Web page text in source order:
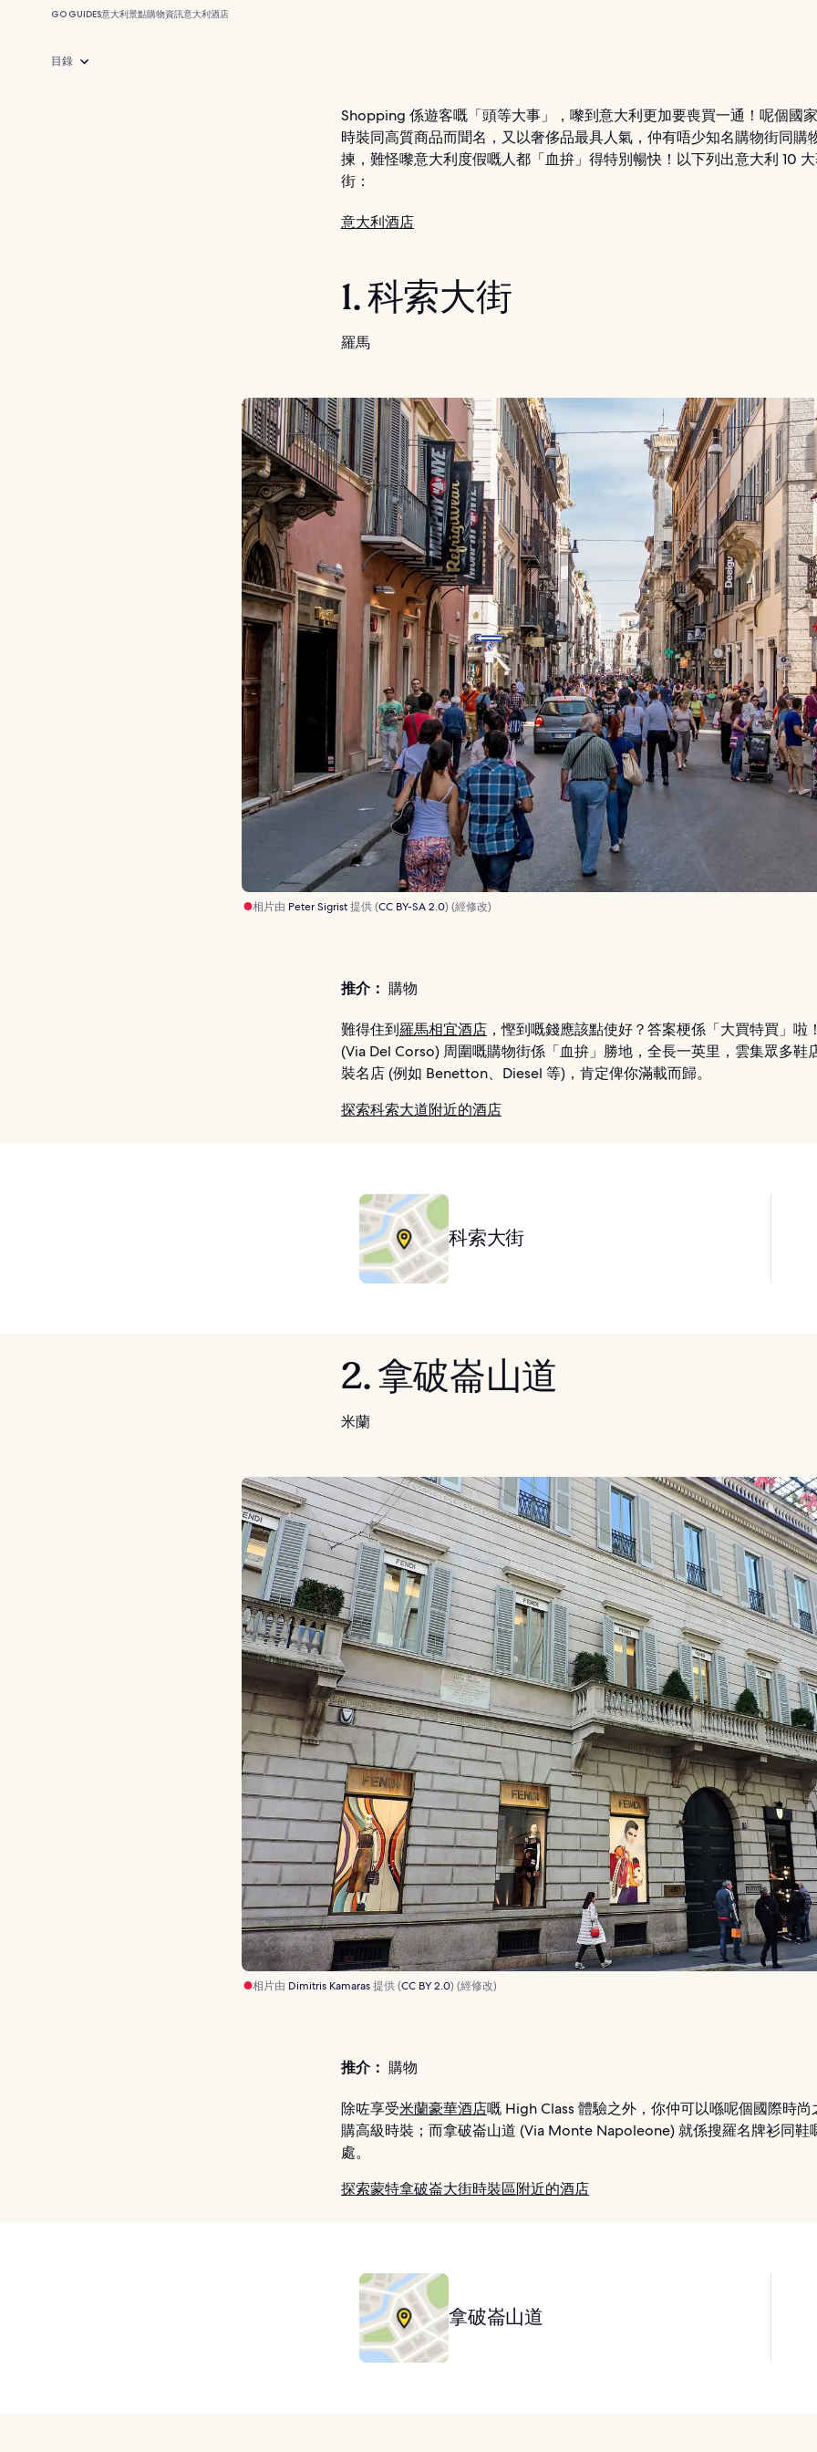
GO GUIDES意大利景點購物資訊意大利酒店
目錄
Shopping 係遊客嘅「頭等大事」，嚟到意大利更加要喪買一通！呢個國
時裝同高質商品而聞名，又以奢侈品最具人氣，仲有唔少知名購物街同購
揀，難怪嚟意大利度假嘅人都「血拚」得特別暢快！以下列出意大利 10
街：
意大利酒店
1. 科索大街
羅馬
相片由 Peter Sigrist提供 (CC BY-SA 2.0) (經修改)
推介： 購物
難得住到羅馬相宜酒店 ，慳到嘅錢應該點使好？答案梗係「大買特買」啦
(Via Del Corso) 周圍嘅購物街係「血拚」勝地，全長一英里，雲集眾多鞋
裝名店 (例如 Benetton、Diesel 等)，肯定俾你滿載而歸。
探索科索大道附近的酒店
科索大街
2. 拿破崙山道
米蘭
相片由 Dimitris Kamaras提供 (CC BY 2.0) (經修改)
推介： 購物
除咗享受米蘭豪華酒店嘅 High Class 體驗之外，你仲可以喺呢個國際時尚
購高級時裝；而拿破崙山道 (Via Monte Napoleone) 就係搜羅名牌衫同鞋
處。
探索蒙特拿破崙大街時裝區附近的酒店
拿破崙山道